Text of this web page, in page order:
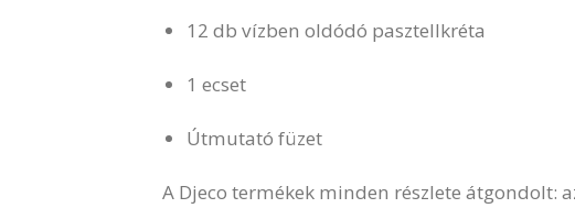
12 db vízben oldódó pasztellkréta
1 ecset
Útmutató füzet
A Djeco termékek minden részlete átgondolt: